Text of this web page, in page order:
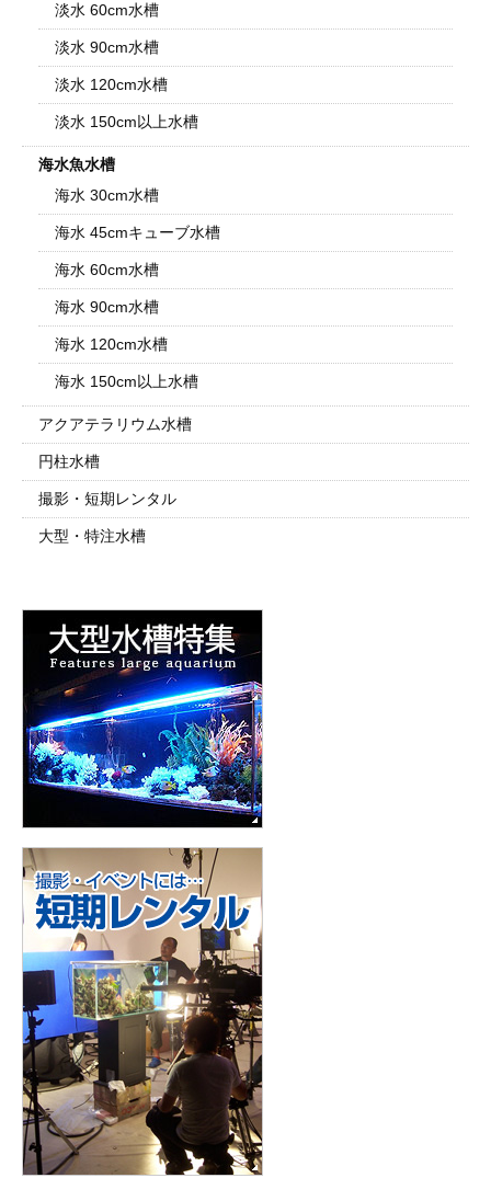
淡水 60cm水槽
淡水 90cm水槽
淡水 120cm水槽
淡水 150cm以上水槽
海水魚水槽
海水 30cm水槽
海水 45cmキューブ水槽
海水 60cm水槽
海水 90cm水槽
海水 120cm水槽
海水 150cm以上水槽
アクアテラリウム水槽
円柱水槽
撮影・短期レンタル
大型・特注水槽